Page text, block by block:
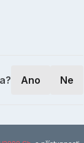
Ano Ne